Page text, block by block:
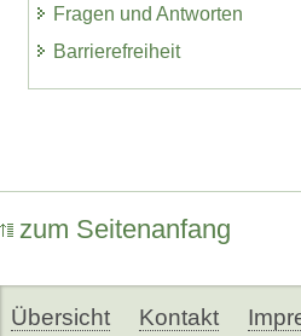
Fragen und Antworten
Barrierefreiheit
zum Seitenanfang
Übersicht Kontakt